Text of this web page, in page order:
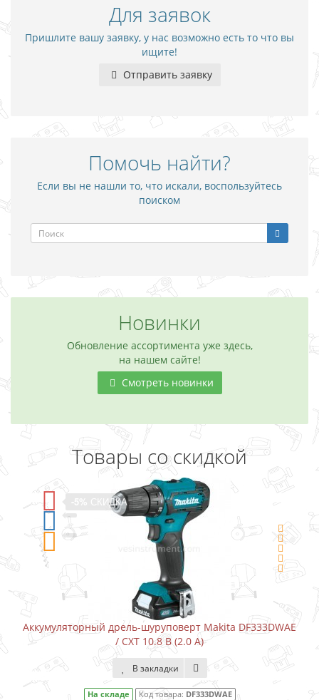
Для заявок
Пришлите вашу заявку, у нас возможно есть то что вы
ищите!
Отправить заявку
Помочь найти?
Если вы не нашли то, что искали, воспользуйтесь
поиском
Новинки
Обновление ассортимента уже здесь,
на нашем сайте!
Смотреть новинки
Товары со скидкой
СКИДКА
Аккумуляторный дрель-шуруповерт Makita DF333DWAE
/ CXT 10.8 В (2.0 А)
В закладки
На складе Код товара: DF333DWAE